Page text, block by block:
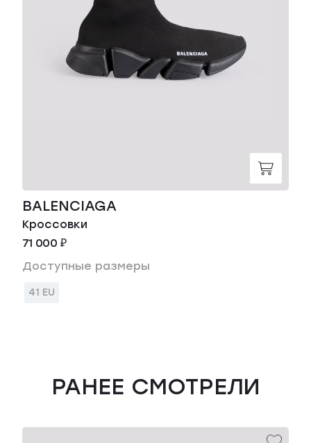
BALENCIAGA
Кроссовки
71 000 ₽
Доступные размеры
41 EU
РАНЕЕ СМОТРЕЛИ